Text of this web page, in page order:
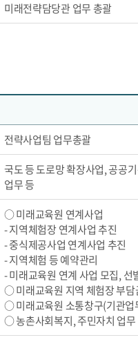
미래전략담당관 업무 총괄
전략사업팀 업무총괄
국도 등 도로망 확장사업, 공공
업무 등
○ 미래교육원 연계사업
- 지역체험장 연계사업 추진
- 중식제공사업 연계사업 추진
- 지역체험 등 예약관리
- 미래교육원 연계 사업 모집, 선
○ 미래교육원 지역 체험장 부담
○ 미래교육원 소통창구(기관업
○ 농촌사회복지, 주민자치 업무